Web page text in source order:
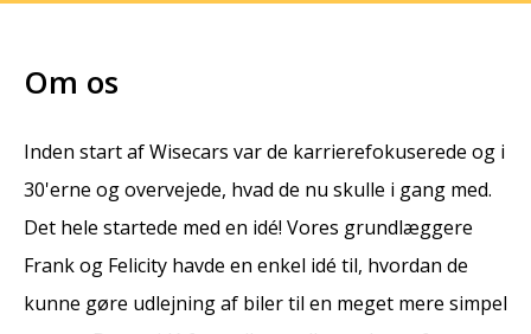
Om os
Inden start af Wisecars var de karrierefokuserede og i
30'erne og overvejede, hvad de nu skulle i gang med.
Det hele startede med en idé! Vores grundlæggere
Frank og Felicity havde en enkel idé til, hvordan de
kunne gøre udlejning af biler til en meget mere simpel